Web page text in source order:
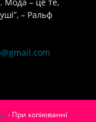
– Ральф
- При копіюванні